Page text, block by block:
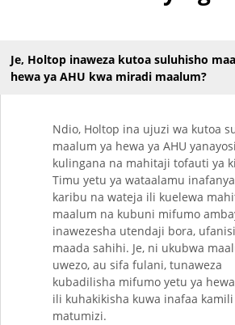
Je, Holtop inaweza kutoa suluhisho
hewa ya AHU kwa miradi maalum?
Ndio, Holtop ina ujuzi wa kutoa
maalum ya hewa ya AHU
kulingana na mahitaji tofauti ya
Timu yetu ya wataalamu
karibu na wateja ili kuelewa
maalum na kubuni mifumo
inawezesha utendaji bora,
maada sahihi. Je, ni ukubwa
uwezo, au sifa fulani, tunaweza
kubadilisha mifumo yetu ya hewa
ili kuhakikisha kuwa inafaa kamili
matumizi.